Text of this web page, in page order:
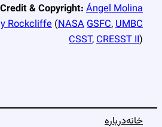
& Copyright:Ángel Molina
Rockcliffe(NASAGSFC,UMBC
CSST,CRESST II)
خانهدرباره